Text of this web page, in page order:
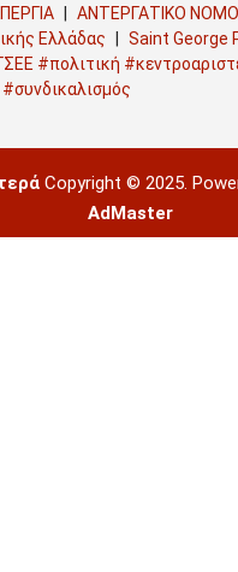
ΑΝΤΕΡΓΑΤΙΚΟ
Ελλάδας
Saint George
#πολιτική
Copyright © 2025.
AdMaster